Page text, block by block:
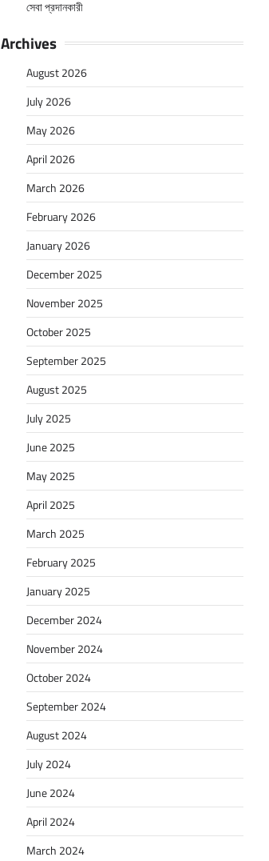
সেবা প্রদানকারী
Archives
August 2026
July 2026
May 2026
April 2026
March 2026
February 2026
January 2026
December 2025
November 2025
October 2025
September 2025
August 2025
July 2025
June 2025
May 2025
April 2025
March 2025
February 2025
January 2025
December 2024
November 2024
October 2024
September 2024
August 2024
July 2024
June 2024
April 2024
March 2024